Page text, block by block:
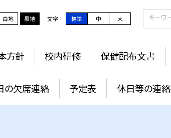
白地 黒地 文字 標準 中 大
方針 校内研修 保健配布文書
の欠席連絡 予定表 休日等の連絡